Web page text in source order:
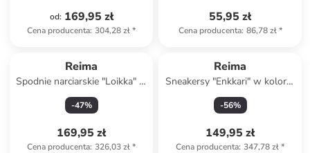
od: 169,95 zł
Cena producenta: 304,28 zł*
55,95 zł
Cena producenta: 86,78 zł*
Reima
Spodnie narciarskie "Loikka" w
kolorze jasnoróżowym
-47%
169,95 zł
Cena producenta: 326,03 zł*
Reima
Sneakersy "Enkkari" w kolorze
fioletowym
-56%
149,95 zł
Cena producenta: 347,78 zł*